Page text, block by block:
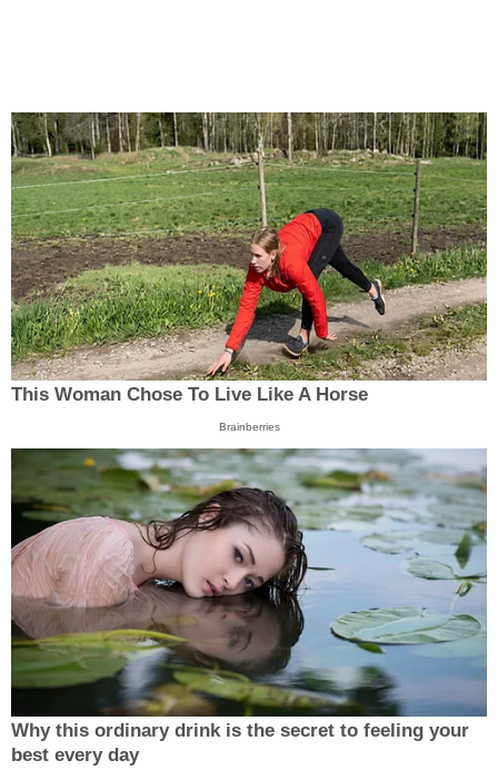
This Woman Chose To Live Like A Horse
Brainberries
Why this ordinary drink is the secret to feeling your
best every day